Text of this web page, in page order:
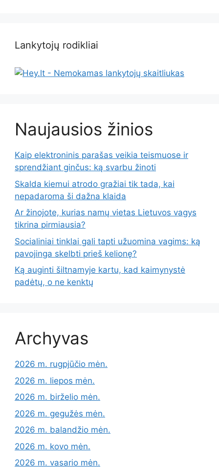
Lankytojų rodikliai
Naujausios žinios
Kaip elektroninis parašas veikia teismuose ir
sprendžiant ginčus: ką svarbu žinoti
Skalda kiemui atrodo gražiai tik tada, kai
nepadaroma ši dažna klaida
Ar žinojote, kurias namų vietas Lietuvos vagys
tikrina pirmiausia?
Socialiniai tinklai gali tapti užuomina vagims: ką
pavojinga skelbti prieš kelionę?
Ką auginti šiltnamyje kartu, kad kaimynystė
padėtų, o ne kenktų
Archyvas
2026 m. rugpjūčio mėn.
2026 m. liepos mėn.
2026 m. birželio mėn.
2026 m. gegužės mėn.
2026 m. balandžio mėn.
2026 m. kovo mėn.
2026 m. vasario mėn.